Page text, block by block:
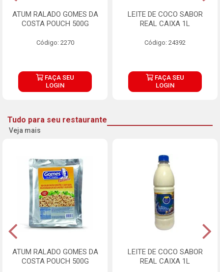
ATUM RALADO GOMES DA
COSTA POUCH 500G
Código: 2270
FAÇA SEU
LOGIN
LEITE DE COCO SABOR
REAL CAIXA 1L
Código: 24392
FAÇA SEU
LOGIN
Tudo para seu restaurante
Veja mais
ATUM RALADO GOMES DA
COSTA POUCH 500G
LEITE DE COCO SABOR
REAL CAIXA 1L